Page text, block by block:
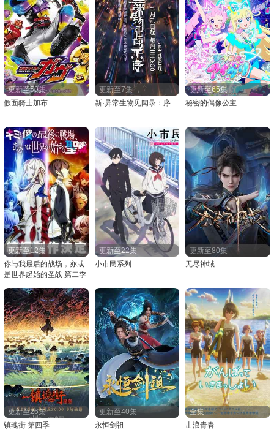
更新至50集
假面骑士加布
更新至7集
新·异常生物见闻录：序
更新至65集
秘密的偶像公主
更新至12集
你与我最后的战场，亦或
是世界起始的圣战 第二季
更新至22集
小市民系列
更新至80集
无尽神域
更新至26集
镇魂街 第四季
更新至40集
永恒剑祖
全集
击浪青春